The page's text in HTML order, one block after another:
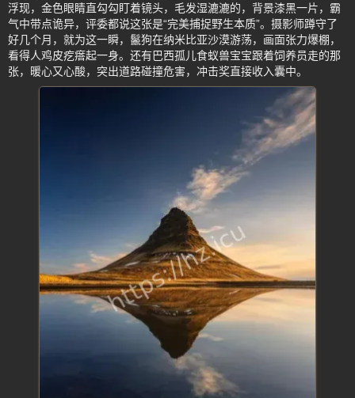
浮现，金色眼睛直勾勾盯着镜头，毛发湿漉漉的，背景漆黑一片，霸
气中带点诡异，评委都说这张是“完美捕捉野生本质”。摄影师蹲守了
好几个月，就为这一瞬，鬣狗在纳米比亚沙漠游荡，画面张力爆棚，
看得人鸡皮疙瘩起一身。还有巴西孤儿食蚁兽宝宝跟着饲养员走的那
张，暖心又心酸，突出道路碰撞危害，冲击奖直接收入囊中。